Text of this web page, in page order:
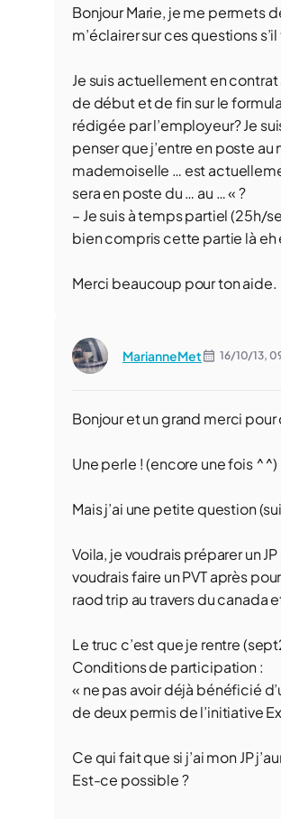
Bonjour Marie, je me permets
m’éclairer sur ces questions
Je suis actuellement en
de début et de fin sur le
rédigée par l’employeur? Je
penser que j’entre en poste
mademoiselle … est
sera en poste du … au … « ?
– Je suis à temps partiel (25h/
bien compris cette partie là eh
Merci beaucoup pour ton aide.
MarianneMet 16/10/13,
Bonjour et un grand merci pour
Une perle ! (encore une fois ^^)
Mais j’ai une petite question
Voila, je voudrais préparer un
voudrais faire un PVT après
raod trip au travers du canada
Le truc c’est que je rentre
Conditions de participation :
« ne pas avoir déjà bénéficié
de deux permis de l’initiative
Ce qui fait que si j’ai mon JP
Est-ce possible ?